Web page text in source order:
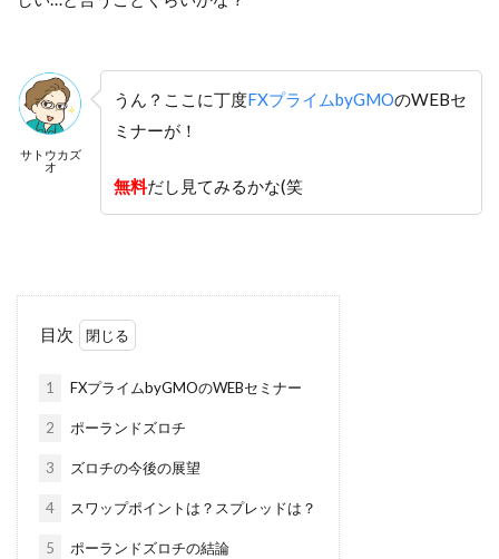
サトウカズ
オ
うん？ここに丁度FXプライムbyGMOのWEBセ
ミナーが！
無料だし見てみるかな(笑
目次
1 FXプライムbyGMOのWEBセミナー
2 ポーランドズロチ
3 ズロチの今後の展望
4 スワップポイントは？スプレッドは？
5 ポーランドズロチの結論